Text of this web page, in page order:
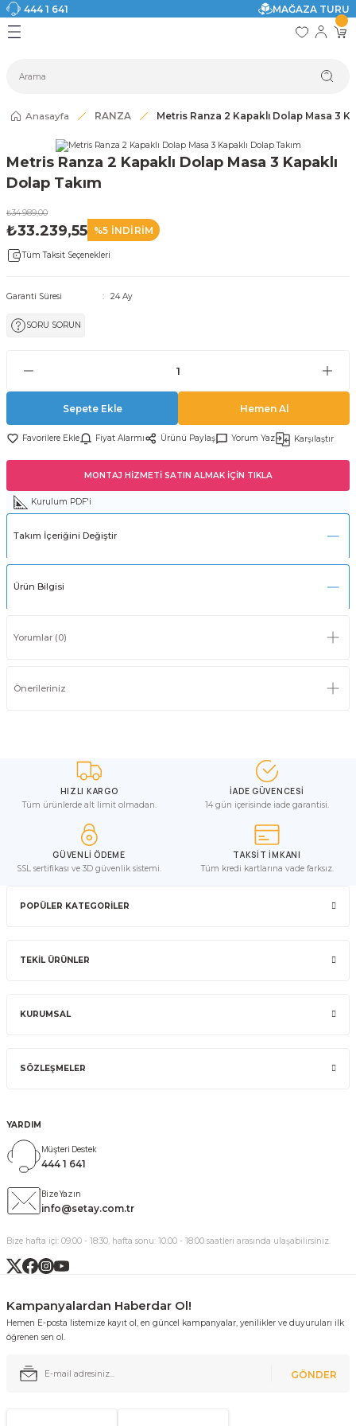
444 1 641
MAĞAZA TURU
Geri Dön
Geri Dön
Geri Dön
Geri Dön
Geri Dön
Geri Dön
Anasayfa RANZA Metris Ranza 2 Kapaklı Dolap Masa 3
Metris Ranza 2 Kapaklı Dolap Masa 3 Kapaklı
Dolap Takım
₺34.989,00
₺33.239,55 %5 İNDİRİM
Tüm Taksit Seçenekleri
Garanti Süresi 24 Ay
SORU SORUN
Sepete Ekle Hemen Al
Fiyat Alarmı Ürünü Paylaş Yorum Yaz Karşılaştır
MONTAJ HİZMETİ SATIN ALMAK İÇİN TIKLA
Kurulum PDF'i
Takım İçeriğini Değiştir
Ürün Bilgisi
Yorumlar (0)
Önerileriniz
HIZLI KARGO
Tüm ürünlerde alt limit olmadan.
İADE GÜVENCESİ
14 gün içerisinde iade garantisi.
GÜVENLİ ÖDEME
SSL sertifikası ve 3D güvenlik sistemi.
TAKSİT İMKANI
Tüm kredi kartlarına vade farksız.
POPÜLER KATEGORİLER
TEKİL ÜRÜNLER
KURUMSAL
SÖZLEŞMELER
YARDIM
Müşteri Destek
444 1 641
Bize Yazın
info@setay.com.tr
Bize hafta içi: 09:00 - 18:30, hafta sonu: 10:00 - 18:00 saatleri arasında ulaşabilirsiniz.
Kampanyalardan Haberdar Ol!
Hemen E-posta listemize kayıt ol, en güncel kampanyalar, yenilikler ve duyuruları ilk
öğrenen sen ol.
GÖNDER